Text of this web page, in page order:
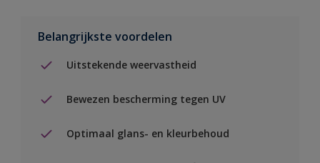
Belangrijkste voordelen
Uitstekende weervastheid
Bewezen bescherming tegen UV
Optimaal glans- en kleurbehoud